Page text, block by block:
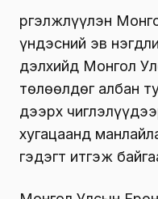
Үргэлжлүүлэн
үндэсний эв
дэлхийд Монгол
төлөөлдөг албан
дээрх
хугацаанд
гэдэгт итгэж